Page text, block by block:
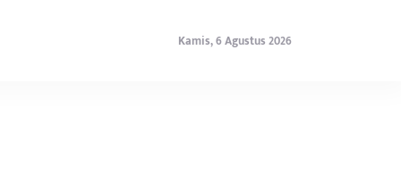
Kamis, 6 Agustus 2026